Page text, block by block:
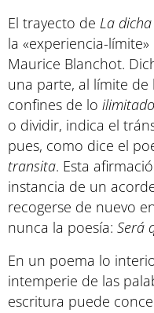
El trayecto de La
la «experiencia-
Maurice Blanchot.
una parte, al límite de
confines de lo ilimitado
o dividir, indica el
pues, como dice el
transita. Esta
instancia de un
recogerse de nuevo
nunca la poesía: Será
En un poema lo
intemperie de las
escritura puede